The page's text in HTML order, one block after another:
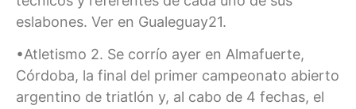
eslabones. Ver en Gualeguay21.
•Atletismo 2. Se corrío ayer en Almafuerte,
Córdoba, la final del primer campeonato abierto
argentino de triatlón y, al cabo de 4 fechas, el